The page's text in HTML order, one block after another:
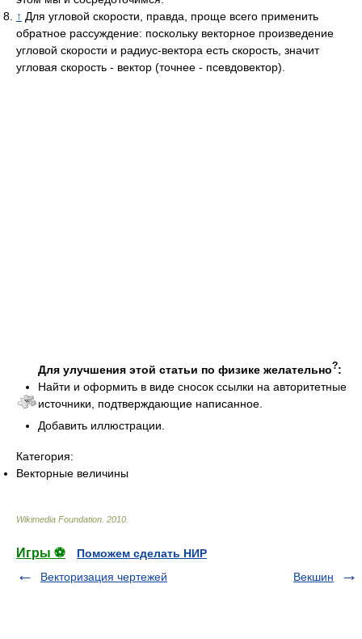
↑ Для угловой скорости, правда, проще всего применить
обратное рассуждение: поскольку векторное произведение
угловой скорости и радиус-вектора есть скорость, значит
угловая скорость - вектор (точнее - псевдовектор).
Для улучшения этой статьи по физике желательно?:
Найти и оформить в виде сносок ссылки на авторитетные
источники, подтверждающие написанное.
Добавить иллюстрации.
Категория:
Векторные величины
Wikimedia Foundation 2010
Игры ⚽
Поможем сделать НИР
Векторизация чертежей
Векшин